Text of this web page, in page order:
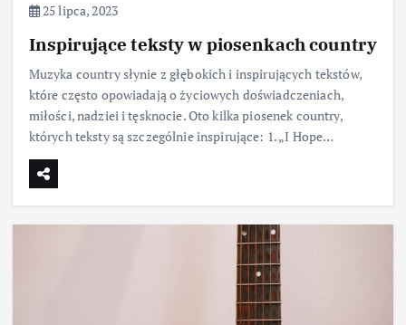
25 lipca, 2023
Inspirujące teksty w piosenkach country
Muzyka country słynie z głębokich i inspirujących tekstów,
które często opowiadają o życiowych doświadczeniach,
miłości, nadziei i tęsknocie. Oto kilka piosenek country,
których teksty są szczególnie inspirujące: 1. „I Hope…